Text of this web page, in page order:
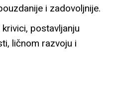
i zadovoljnije.
postavljanju
ličnom razvoju i